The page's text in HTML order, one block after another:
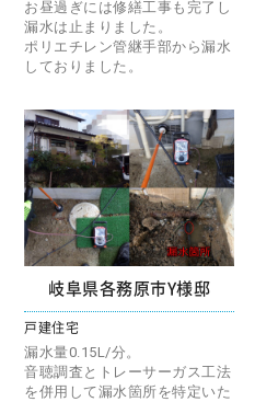
お昼過ぎには修繕工事も完了し
漏水は止まりました。
ポリエチレン管継手部から漏水
しておりました。
岐阜県各務原市Y様邸
戸建住宅
漏水量0.15L/分。
音聴調査とトレーサーガス工法
を併用して漏水箇所を特定いた